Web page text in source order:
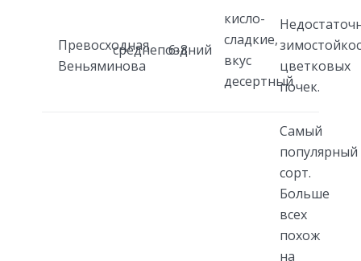
Превосходная
Веньяминова
среднепоздний
6-8
кисло-
сладкие,
вкус
десертный
цветковых
почек.
Самый
популярный
сорт.
Больше
всех
похож
на